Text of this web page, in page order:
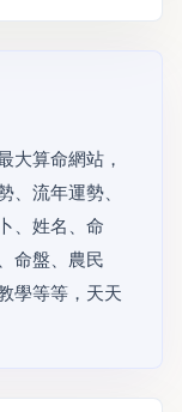
大算命網站，
、流年運勢、
、姓名、命
命盤、農民
學等等，天天